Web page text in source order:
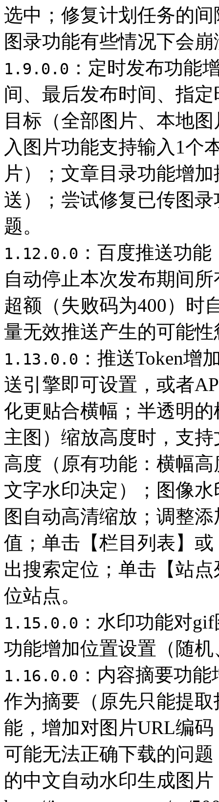
选中；修复计划任务的
图录功能有些情况下会
1.9.0.0 ：定时发布功能
间、最后发布时间、指
目标（全部图片、本地
入图片功能支持输入1个
片）；文章目录功能增
送）；尝试修复已传图
题。
1.12.0.0 ：百度推送功
自动停止本次发布期间
超额（失败码为400）时
量无效推送产生的可能性
1.13.0.0 ：推送Token增
送引擎即可设置，或者
化更贴合横幅；半透明
主图）缩放高度时，支
高度（原有功能：横幅
文字水印决定）；图像
图自动高清缩放；调整
值；单击【栏目列表】
出搜索定位；单击【站
位站点。
1.15.0.0 ：水印功能对
功能增加位置设置（随
1.16.0.0 ：内容摘要功
作为摘要（原先只能提
能，增加对图片URL编
可能无法正确下载的问
的中文自动水印生成图